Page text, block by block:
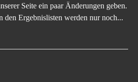
Seite ein paar Änderungen geben.
den Ergebnislisten werden nur noch...